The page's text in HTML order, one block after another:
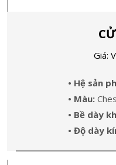
Giá:
• Hệ sản
• Màu:
• Bề dày
• Độ dày